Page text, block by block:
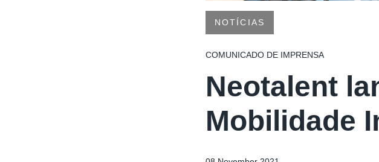
NOTÍCIAS
COMUNICADO DE IMPRENSA
Neotalent
Mobilidade